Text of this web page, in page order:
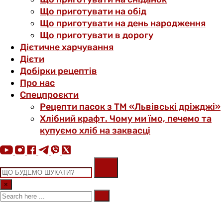
Що приготувати на обід
Що приготувати на день народження
Що приготувати в дорогу
Дієтичне харчування
Дієти
Добірки рецептів
Про нас
Спецпроєкти
Рецепти пасок з ТМ «Львівські дріжджі»
Хлібний крафт. Чому ми їмо, печемо та
купуємо хліб на заквасці
×